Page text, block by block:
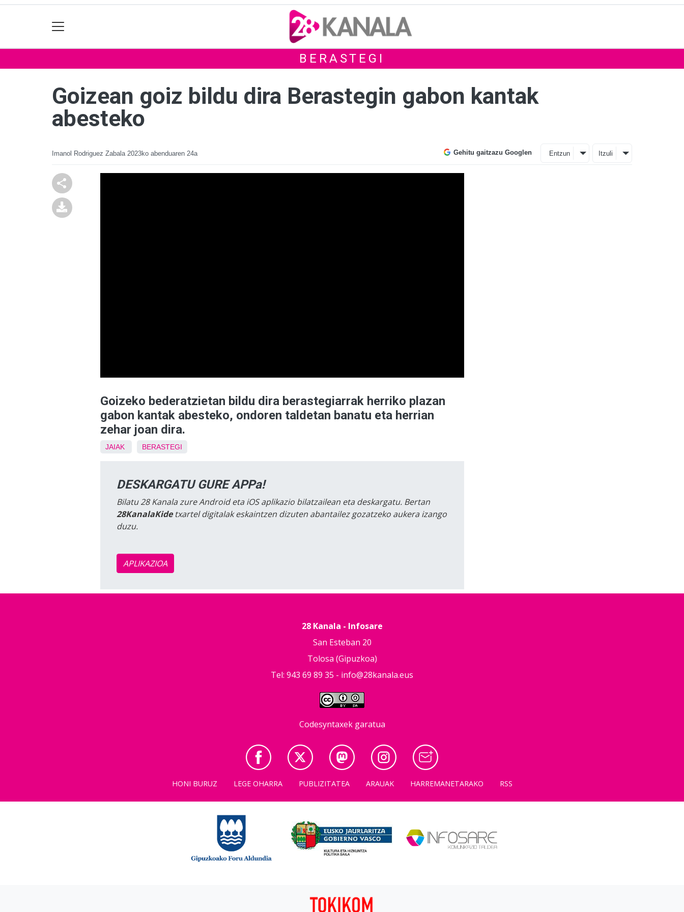
BERASTEGI
Goizean goiz bildu dira Berastegin gabon kantak
abesteko
Imanol Rodriguez Zabala 2023ko abenduaren 24a Gehitu gaitzazu Googlen Entzun Itzuli
Goizeko bederatzietan bildu dira berastegiarrak herriko plazan
gabon kantak abesteko, ondoren taldetan banatu eta herrian
zehar joan dira.
JAIAK BERASTEGI
DESKARGATU GURE APPa!
Bilatu 28 Kanala zure Android eta iOS aplikazio bilatzailean eta deskargatu. Bertan
28KanalaKidetxartel digitalak eskaintzen dizuten abantailez gozatzeko aukera izango
duzu.
APLIKAZIOA
28 Kanala - Infosare
San Esteban 20
Tolosa (Gipuzkoa)
Tel: 943 69 89 35 - info@28kanala.eus
Codesyntaxek garatua
HONI BURUZ LEGE OHARRA PUBLIZITATEA ARAUAK HARREMANETARAKO RSS